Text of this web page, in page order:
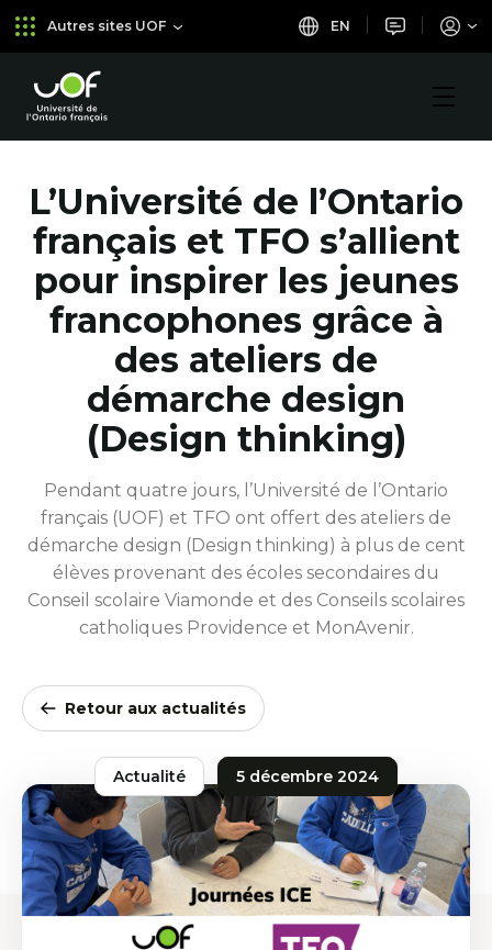
Aller
au
principal
Passer
au
Autres sites UOF EN
Université
français
L’Université de l’Ontario
français et TFO s’allient
pour inspirer les jeunes
francophones grâce à
des ateliers de
démarche design
(Design thinking)
Pendant quatre jours, l’Université de l’Ontario
français (UOF) et TFO ont offert des ateliers de
démarche design (Design thinking) à plus de cent
élèves provenant des écoles secondaires du
Conseil scolaire Viamonde et des Conseils scolaires
catholiques Providence et MonAvenir.
Retour aux actualités
Actualité 5 décembre 2024